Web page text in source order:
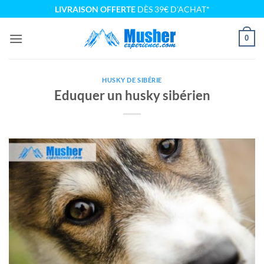
au
contenu
LIVRAISON OFFERTEDÈS 39€ D'ACHAT*
0
HUSKY DE SIBÉRIE
Eduquer un husky sibérien